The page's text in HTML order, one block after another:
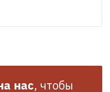
нас, чтобы